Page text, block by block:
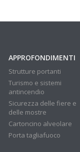
APPROFONDIMENTI
Strutture portanti
Turismo e sistemi
antincendio
Sicurezza delle fiere e
delle mostre
Cartoncino alveolare
Porta tagliafuoco